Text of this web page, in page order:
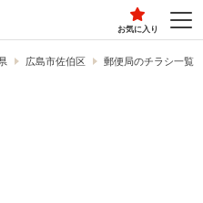
お気に入り
広島市佐伯区 郵便局のチラシ一覧